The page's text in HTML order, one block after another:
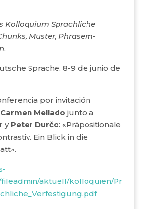
Kolloquium Sprachliche
Muster, Phrasem-
.
Sprache. 8-9 de junio de
por invitación
Carmen Mellado junto a
yPeter Durčo: «Präpositionale
Ein Blick in die
fileadmin/aktuell/kolloquien/Pr